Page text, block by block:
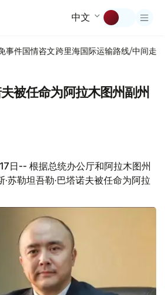
中文
事件国情咨文跨里海国际运输路线/中间走廊
被任命为阿拉木图州副州
日-- 根据总统办公厅和阿拉木图州
苏勒坦吾勒·巴塔诺夫被任命为阿拉